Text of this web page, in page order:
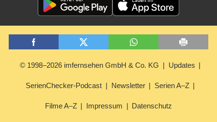
© 1998–2026 imfernsehen GmbH & Co. KG Updates
SerienChecker-Podcast Newsletter Serien A–Z
Filme A–Z Impressum Datenschutz